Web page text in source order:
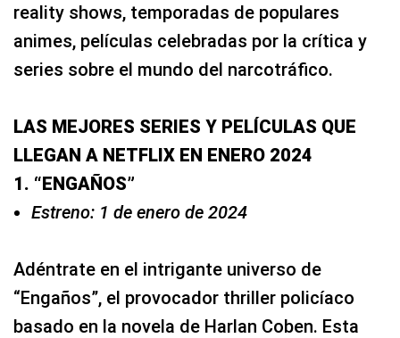
reality shows, temporadas de populares
animes, películas celebradas por la crítica y
series sobre el mundo del narcotráfico.
LAS MEJORES SERIES Y PELÍCULAS QUE
LLEGAN A NETFLIX EN ENERO 2024
1. “ENGAÑOS”
Estreno: 1 de enero de 2024
Adéntrate en el intrigante universo de
“Engaños”, el provocador thriller policíaco
basado en la novela de Harlan Coben. Esta